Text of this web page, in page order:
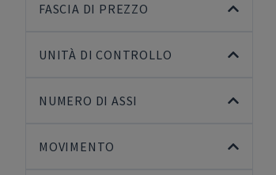
FASCIA DI PREZZO
UNITÀ DI CONTROLLO
NUMERO DI ASSI
MOVIMENTO